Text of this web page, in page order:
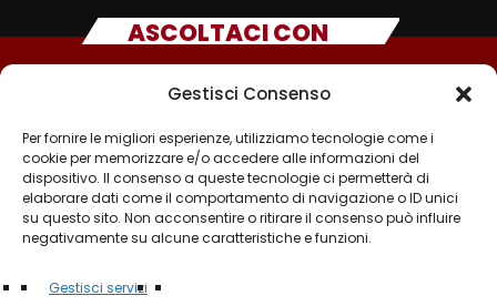
Gestisci Consenso
Per fornire le migliori esperienze, utilizziamo tecnologie come i
cookie per memorizzare e/o accedere alle informazioni del
dispositivo. Il consenso a queste tecnologie ci permetterà di
elaborare dati come il comportamento di navigazione o ID unici
su questo sito. Non acconsentire o ritirare il consenso può influire
negativamente su alcune caratteristiche e funzioni.
Gestisci servizi
ASCOLTACI CON